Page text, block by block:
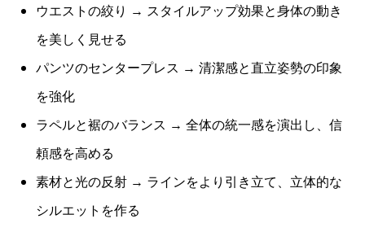
ウエストの絞り → スタイルアップ効果と身体の動き
を美しく見せる
パンツのセンタープレス → 清潔感と直立姿勢の印象
を強化
ラペルと裾のバランス → 全体の統一感を演出し、信
頼感を高める
素材と光の反射 → ラインをより引き立て、立体的な
シルエットを作る